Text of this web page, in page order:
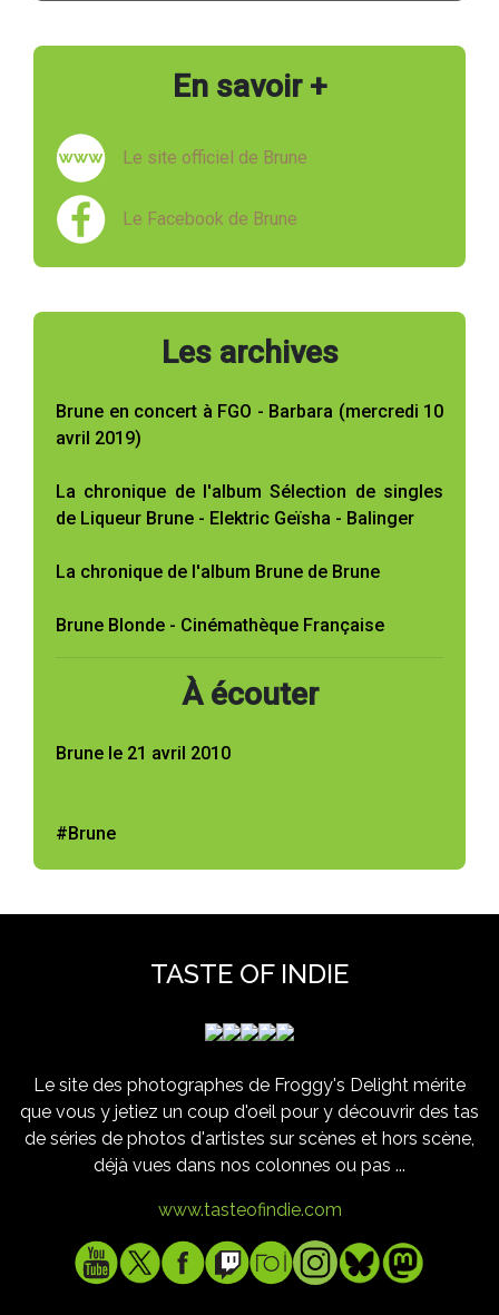
En savoir +
Le site officiel de Brune
Le Facebook de Brune
Les archives
Brune en concert à FGO - Barbara (mercredi 10
avril 2019)
La chronique de l'album Sélection de singles
de Liqueur Brune - Elektric Geïsha - Balinger
La chronique de l'album Brune de Brune
Brune Blonde - Cinémathèque Française
À écouter
Brune le 21 avril 2010
#Brune
TASTE OF INDIE
Le site des photographes de Froggy's Delight mérite
que vous y jetiez un coup d'oeil pour y découvrir des tas
de séries de photos d'artistes sur scènes et hors scène,
déjà vues dans nos colonnes ou pas ...
www.tasteofindie.com